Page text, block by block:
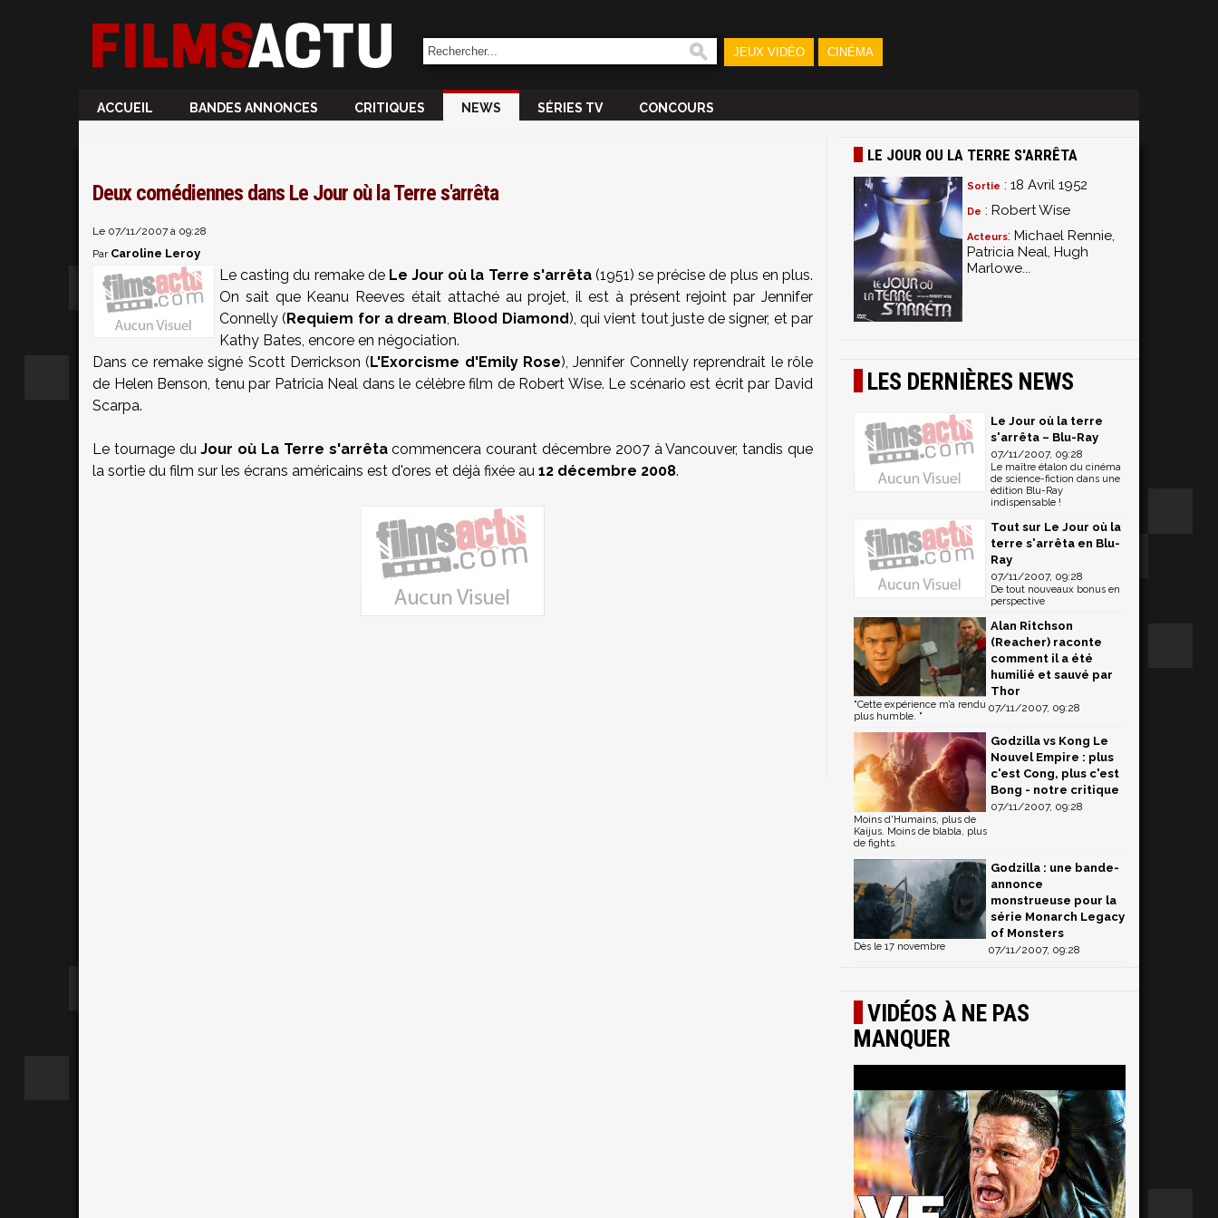
JEUX VIDÉO CINÉMA
ACCUEIL BANDES ANNONCES CRITIQUES NEWS SÉRIES TV CONCOURS
Deux comédiennes dans Le Jour où la Terre s'arrêta
Le 07/11/2007 à 09:28
Par Caroline Leroy
Le casting du remake de Le Jour où la Terre s'arrêta(1951) se précise de plus en plus.
On sait que Keanu Reeves était attaché au projet, il est à présent rejoint par Jennifer
Connelly (Requiem for a dream, Blood Diamond), qui vient tout juste de signer, et par
Kathy Bates, encore en négociation.
Dans ce remake signé Scott Derrickson (L'Exorcisme d'Emily Rose), Jennifer Connelly reprendrait le rôle
de Helen Benson, tenu par Patricia Neal dans le célèbre film de Robert Wise. Le scénario est écrit par David
Scarpa.
Le tournage duJour où La Terre s'arrêtacommencera courant décembre 2007 à Vancouver, tandis que
la sortie du film sur les écrans américains est d'ores et déjà fixée au 12 décembre 2008.
LE JOUR OU LA TERRE S'ARRÊTA
Sortie : 18 Avril 1952
De : Robert Wise
Acteurs: Michael Rennie,
Patricia Neal, Hugh
Marlowe...
LES DERNIÈRES NEWS
Le Jour où la terre
s'arrêta – Blu-Ray
07/11/2007, 09:28
Le maître étalon du cinéma
de science-fiction dans une
édition Blu-Ray
indispensable !
Tout sur Le Jour où la
terre s'arrêta en Blu-
Ray
07/11/2007, 09:28
De tout nouveaux bonus en
perspective
Alan Ritchson
(Reacher) raconte
comment il a été
humilié et sauvé par
Thor
07/11/2007, 09:28
"Cette expérience m’a rendu
plus humble. "
Godzilla vs Kong Le
Nouvel Empire : plus
c'est Cong, plus c'est
Bong - notre critique
07/11/2007, 09:28
Moins d'Humains, plus de
Kaijus. Moins de blabla, plus
de fights.
Godzilla : une bande-
annonce
monstrueuse pour la
série Monarch Legacy
of Monsters
07/11/2007, 09:28
Dès le 17 novembre
VIDÉOS À NE PAS
MANQUER